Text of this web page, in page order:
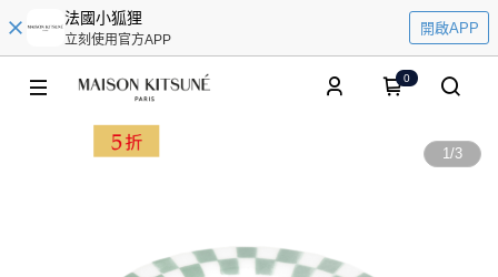
法國小狐狸
立刻使用官方APP
開啟APP
0
1/3